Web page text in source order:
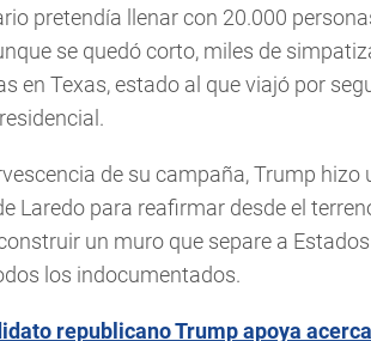
pretendía llenar con 20.000
se quedó corto, miles de
en Texas, estado al que viajó por
de su campaña, Trump
Laredo para reafirmar desde el
un muro que separe a
los indocumentados.
republicano Trump apoya